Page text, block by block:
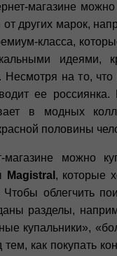
магазине
других марок,
класса,
идеями,
Несмотря на то, что
ее
в модных
половины
можно
Magistral , которые
облегчить
разделы,
купальники»,
как покупать